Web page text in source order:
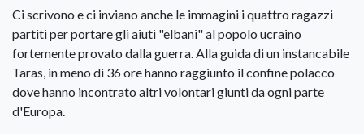
Ci scrivono e ci inviano anche le immagini i quattro ragazzi
partiti per portare gli aiuti "elbani" al popolo ucraino
fortemente provato dalla guerra. Alla guida di un instancabile
Taras, in meno di 36 ore hanno raggiunto il confine polacco
dove hanno incontrato altri volontari giunti da ogni parte
d'Europa.